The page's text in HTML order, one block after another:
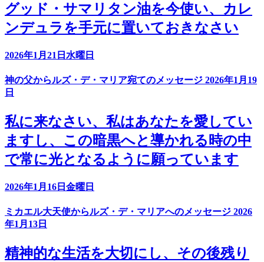
グッド・サマリタン油を今使い、カレ
ンデュラを手元に置いておきなさい
2026年1月21日水曜日
神の父からルズ・デ・マリア宛てのメッセージ 2026年1月19
日
私に来なさい、私はあなたを愛してい
ますし、この暗黒へと導かれる時の中
で常に光となるように願っています
2026年1月16日金曜日
ミカエル大天使からルズ・デ・マリアへのメッセージ 2026
年1月13日
精神的な生活を大切にし、その後残り